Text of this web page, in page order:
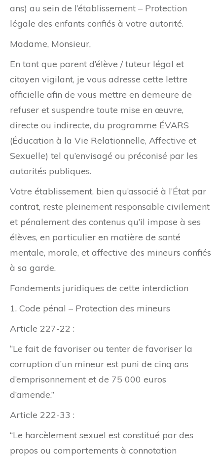
ans) au sein de l’établissement – Protection
légale des enfants confiés à votre autorité.
Madame, Monsieur,
En tant que parent d’élève / tuteur légal et
citoyen vigilant, je vous adresse cette lettre
officielle afin de vous mettre en demeure de
refuser et suspendre toute mise en œuvre,
directe ou indirecte, du programme ÉVARS
(Éducation à la Vie Relationnelle, Affective et
Sexuelle) tel qu’envisagé ou préconisé par les
autorités publiques.
Votre établissement, bien qu’associé à l’État par
contrat, reste pleinement responsable civilement
et pénalement des contenus qu’il impose à ses
élèves, en particulier en matière de santé
mentale, morale, et affective des mineurs confiés
à sa garde.
Fondements juridiques de cette interdiction
1. Code pénal – Protection des mineurs
Article 227-22 :
“Le fait de favoriser ou tenter de favoriser la
corruption d’un mineur est puni de cinq ans
d’emprisonnement et de 75 000 euros
d’amende.”
Article 222-33 :
“Le harcèlement sexuel est constitué par des
propos ou comportements à connotation